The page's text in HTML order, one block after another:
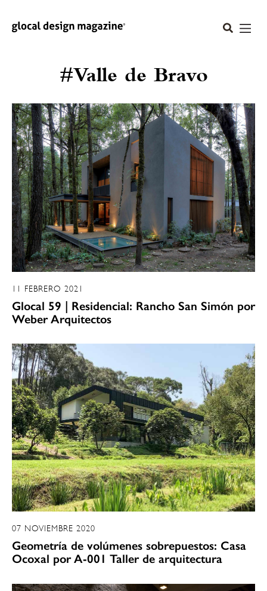
#Valle de Bravo
11 FEBRERO 2021
Glocal 59 | Residencial: Rancho San Simón por
Weber Arquitectos
07 NOVIEMBRE 2020
Geometría de volúmenes sobrepuestos: Casa
Ocoxal por A-001 Taller de arquitectura